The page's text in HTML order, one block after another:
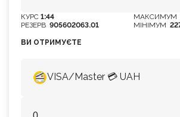
РЕЗЕРВ 905602063.01
КУРС 1:44
МІНІМУМ
МАКСИМУМ
ВИ ОТРИМУЄТЕ
VISA/Master 💳 UAH